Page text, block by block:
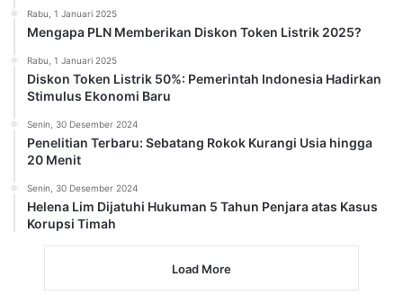
Rabu, 1 Januari 2025
Mengapa PLN Memberikan Diskon Token Listrik 2025?
Rabu, 1 Januari 2025
Diskon Token Listrik 50%: Pemerintah Indonesia Hadirkan
Stimulus Ekonomi Baru
Senin, 30 Desember 2024
Penelitian Terbaru: Sebatang Rokok Kurangi Usia hingga
20 Menit
Senin, 30 Desember 2024
Helena Lim Dijatuhi Hukuman 5 Tahun Penjara atas Kasus
Korupsi Timah
Load More